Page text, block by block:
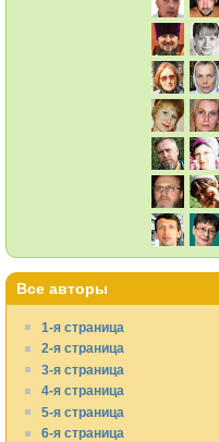
Все авторы
1-я страница
2-я страница
3-я страница
4-я страница
5-я страница
6-я страница